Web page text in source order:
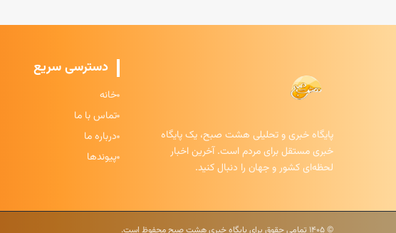
پایگاه خبری و تحلیلی هشت صبح، یک پایگاه
خبری مستقل برای مردم است. آخرین اخبار
لحظه‌ای کشور و جهان را دنبال کنید.
دسترسی سریع
خانه
تماس با ما
درباره ما
پیوندها
© ۱۴۰۵ تمامی حقوق برای پایگاه خبری هشت صبح محفوظ است.